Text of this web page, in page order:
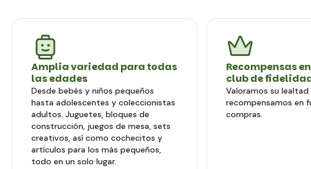
Amplia variedad para todas
las edades
Desde bebés y niños pequeños
hasta adolescentes y coleccionistas
adultos. Juguetes, bloques de
construcción, juegos de mesa, sets
creativos, así como cochecitos y
artículos para los más pequeños,
todo en un solo lugar.
Recompensas
club de
Valoramos su lealtad
recompensamos en
compras.